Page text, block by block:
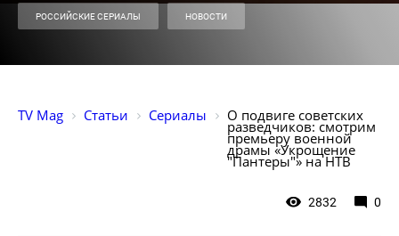
РОССИЙСКИЕ СЕРИАЛЫ НОВОСТИ
TV Mag Статьи Сериалы О подвиге советских
разведчиков: смотрим
премьеру военной
драмы «Укрощение
"Пантеры"» на НТВ
2832 0